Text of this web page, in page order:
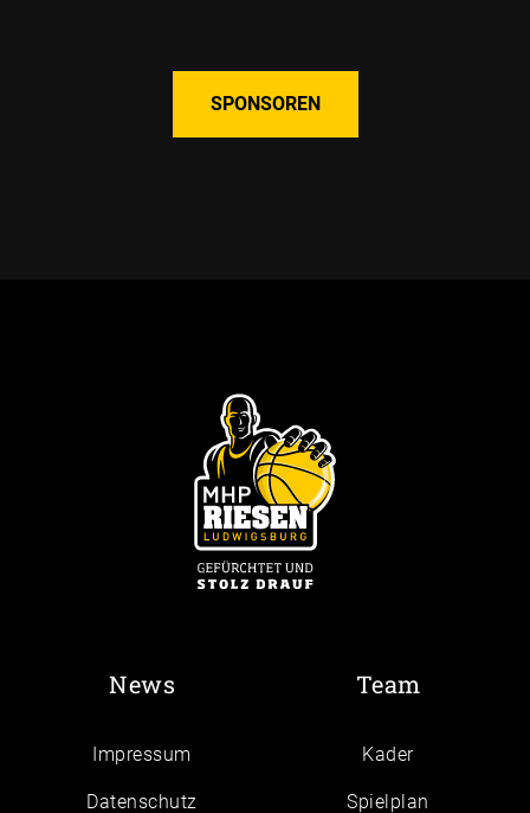
SPONSOREN
News
Impressum
Daten­schutz
Team
Kader
Spielplan